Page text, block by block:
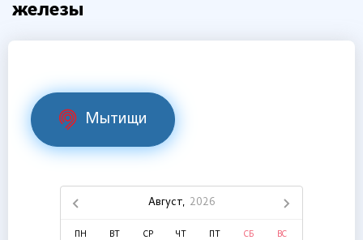
железы
Мытищи
Август, 2026
ПН ВТ СР ЧТ СБ ВС